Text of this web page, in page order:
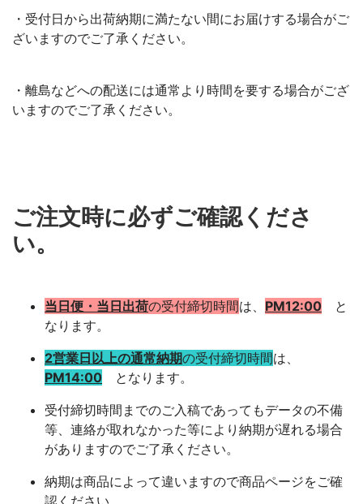
・受付日から出荷納期に満たない間にお届けする場合がご
ざいますのでご了承ください。
・離島などへの配送には通常より時間を要する場合がござ
いますのでご了承ください。
ご注文時に必ずご確認くださ
い。
当日便・当日出荷の受付締切時間は、 PM12:00 と
なります。
2営業日以上の通常納期の受付締切時間は、
PM14:00 となります。
受付締切時間までのご入稿であってもデータの不備
等、連絡が取れなかった等により納期が遅れる場合
がありますのでご了承ください。
納期は商品によって違いますので商品ページをご確